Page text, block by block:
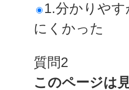
1.分かりやす
にくかった
質問2
このページは